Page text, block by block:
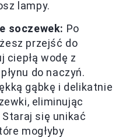
lampy.
soczewek: Po
przejść do
ciepłą wodę z
do naczyń.
gąbkę i delikatnie
eliminując
się unikać
mogłyby